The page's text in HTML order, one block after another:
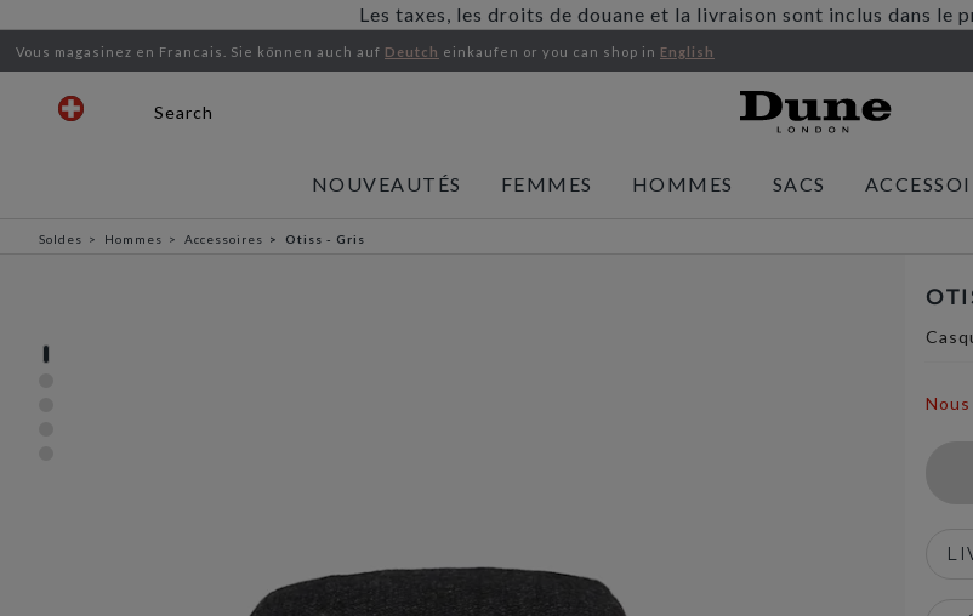
Les taxes, les droits de douane et la livraison sont inclus dans le
Vous magasinez en Francais. Sie können auch auf Deutch einkaufen or you can shop in English
Search
NOUVEAUTÉS FEMMES HOMMES SACS
Soldes Hommes Accessoires Otiss - Gris